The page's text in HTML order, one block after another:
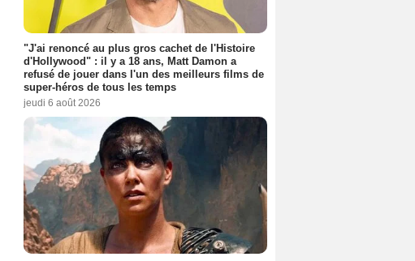
"J'ai renoncé au plus gros cachet de l'Histoire
d'Hollywood" : il y a 18 ans, Matt Damon a
refusé de jouer dans l'un des meilleurs films de
super-héros de tous les temps
jeudi 6 août 2026